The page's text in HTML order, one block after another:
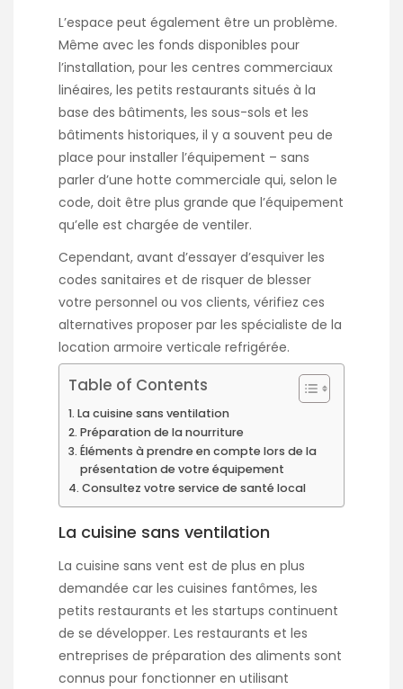
L’espace peut également être un problème.
Même avec les fonds disponibles pour
l’installation, pour les centres commerciaux
linéaires, les petits restaurants situés à la
base des bâtiments, les sous-sols et les
bâtiments historiques, il y a souvent peu de
place pour installer l’équipement – sans
parler d’une hotte commerciale qui, selon le
code, doit être plus grande que l’équipement
qu’elle est chargée de ventiler.
Cependant, avant d’essayer d’esquiver les
codes sanitaires et de risquer de blesser
votre personnel ou vos clients, vérifiez ces
alternatives proposer par les spécialiste de la
location armoire verticale refrigérée.
Table of Contents
La cuisine sans ventilation
Préparation de la nourriture
Éléments à prendre en compte lors de la
présentation de votre équipement
Consultez votre service de santé local
La cuisine sans ventilation
La cuisine sans vent est de plus en plus
demandée car les cuisines fantômes, les
petits restaurants et les startups continuent
de se développer. Les restaurants et les
entreprises de préparation des aliments sont
connus pour fonctionner en utilisant